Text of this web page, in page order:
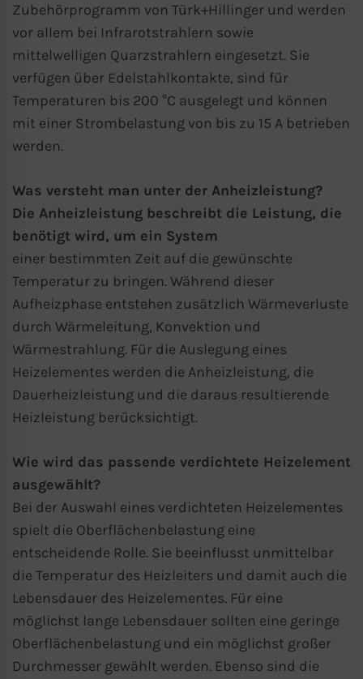
Zubehörprogramm von Türk+Hillinger und werden
vor allem bei Infrarotstrahlern sowie
mittelwelligen Quarzstrahlern eingesetzt. Sie
verfügen über Edelstahlkontakte, sind für
Temperaturen bis 200 °C ausgelegt und können
mit einer Strombelastung von bis zu 15 A betrieben
werden.
Was versteht man unter der Anheizleistung?
Die Anheizleistung beschreibt die Leistung, die
benötigt wird, um ein System
einer bestimmten Zeit auf die gewünschte
Temperatur zu bringen. Während dieser
Aufheizphase entstehen zusätzlich Wärmeverluste
durch Wärmeleitung, Konvektion und
Wärmestrahlung. Für die Auslegung eines
Heizelementes werden die Anheizleistung, die
Dauerheizleistung und die daraus resultierende
Heizleistung berücksichtigt.
Wie wird das passende verdichtete Heizelement
ausgewählt?
Bei der Auswahl eines verdichteten Heizelementes
spielt die Oberflächenbelastung eine
entscheidende Rolle. Sie beeinflusst unmittelbar
die Temperatur des Heizleiters und damit auch die
Lebensdauer des Heizelementes. Für eine
möglichst lange Lebensdauer sollten eine geringe
Oberflächenbelastung und ein möglichst großer
Durchmesser gewählt werden. Ebenso sind die